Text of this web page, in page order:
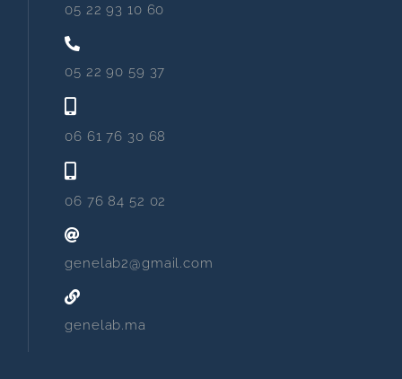
05 22 93 10 60
05 22 90 59 37
06 61 76 30 68
06 76 84 52 02
genelab2@gmail.com
genelab.ma